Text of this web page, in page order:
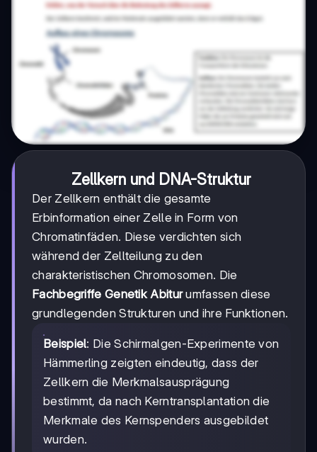
Zellkern und DNA-Struktur
Der Zellkern enthält die gesamte
Erbinformation einer Zelle in Form von
Chromatinfäden. Diese verdichten sich
während der Zellteilung zu den
charakteristischen Chromosomen. Die
Fachbegriffe Genetik Abiturumfassen diese
grundlegenden Strukturen und ihre Funktionen.
Beispiel: Die Schirmalgen-Experimente von
Hämmerling zeigten eindeutig, dass der
Zellkern die Merkmalsausprägung
bestimmt, da nach Kerntransplantation die
Merkmale des Kernspenders ausgebildet
wurden.